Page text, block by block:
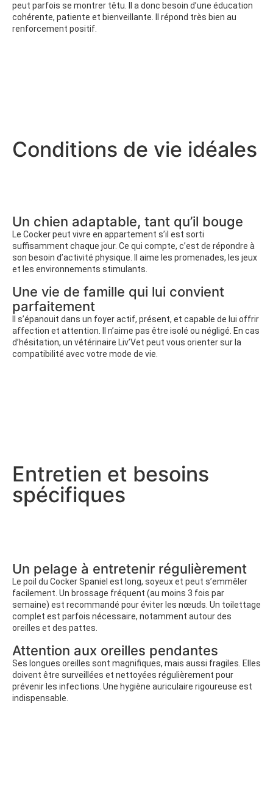
peut parfois se montrer têtu. Il a donc besoin d’une éducation
cohérente, patiente et bienveillante. Il répond très bien au
renforcement positif.
Conditions de vie idéales
Un chien adaptable, tant qu’il bouge
Le Cocker peut vivre en appartement s’il est sorti
suffisamment chaque jour. Ce qui compte, c’est de répondre à
son besoin d’activité physique. Il aime les promenades, les jeux
et les environnements stimulants.
Une vie de famille qui lui convient
parfaitement
Il s’épanouit dans un foyer actif, présent, et capable de lui offrir
affection et attention. Il n’aime pas être isolé ou négligé. En cas
d’hésitation, un vétérinaire Liv’Vet peut vous orienter sur la
compatibilité avec votre mode de vie.
Entretien et besoins
spécifiques
Un pelage à entretenir régulièrement
Le poil du Cocker Spaniel est long, soyeux et peut s’emmêler
facilement. Un brossage fréquent (au moins 3 fois par
semaine) est recommandé pour éviter les nœuds. Un toilettage
complet est parfois nécessaire, notamment autour des
oreilles et des pattes.
Attention aux oreilles pendantes
Ses longues oreilles sont magnifiques, mais aussi fragiles. Elles
doivent être surveillées et nettoyées régulièrement pour
prévenir les infections. Une hygiène auriculaire rigoureuse est
indispensable.